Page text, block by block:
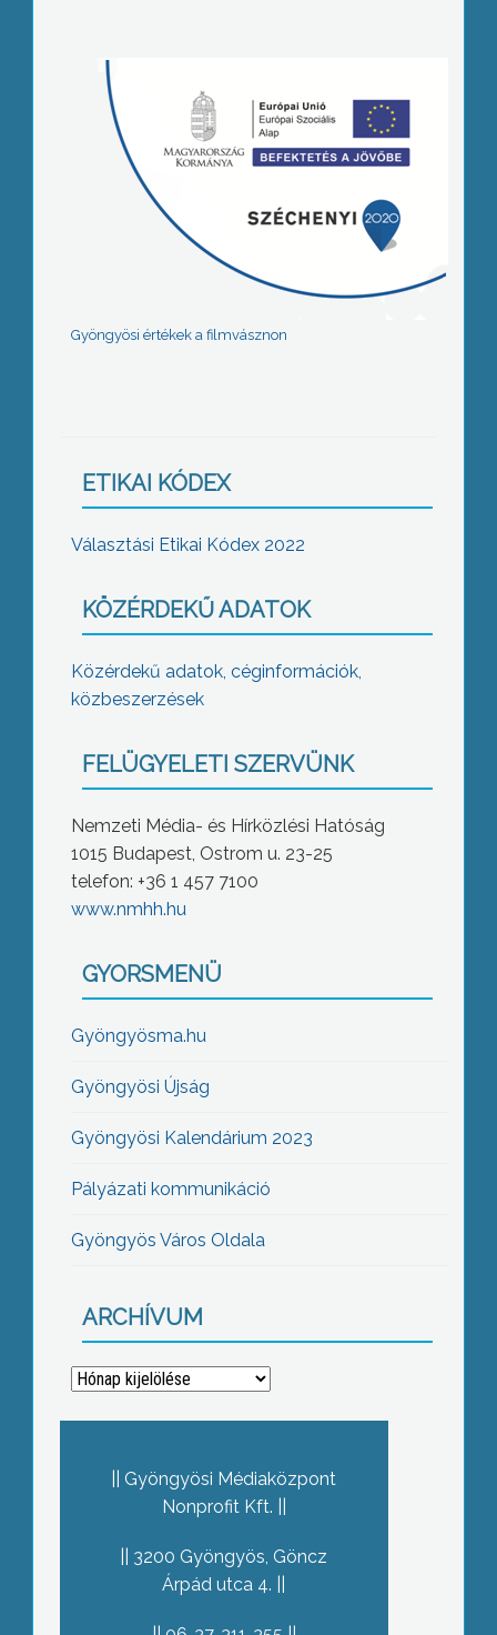
Gyöngyösi értékek a filmvásznon
ETIKAI KÓDEX
Választási Etikai Kódex 2022
KÖZÉRDEKŰ ADATOK
Közérdekű adatok, céginformációk,
közbeszerzések
FELÜGYELETI SZERVÜNK
Nemzeti Média- és Hírközlési Hatóság
1015 Budapest, Ostrom u. 23-25
telefon: +36 1 457 7100
www.nmhh.hu
GYORSMENÜ
Gyöngyösma.hu
Gyöngyösi Újság
Gyöngyösi Kalendárium 2023
Pályázati kommunikáció
Gyöngyös Város Oldala
ARCHÍVUM
Archívum
Gyöngyösi Médiaközpont
Nonprofit Kft.
3200 Gyöngyös, Göncz
Árpád utca 4.